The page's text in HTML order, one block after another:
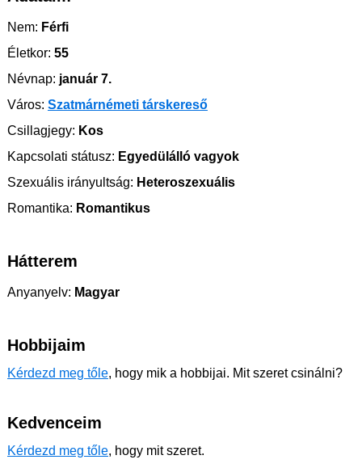
Nem: Férfi
Életkor: 55
Névnap: január 7.
Város: Szatmárnémeti társkereső
Csillagjegy: Kos
Kapcsolati státusz: Egyedülálló vagyok
Szexuális irányultság: Heteroszexuális
Romantika: Romantikus
Hátterem
Anyanyelv: Magyar
Hobbijaim
Kérdezd meg tőle, hogy mik a hobbijai. Mit szeret csinálni?
Kedvenceim
Kérdezd meg tőle, hogy mit szeret.